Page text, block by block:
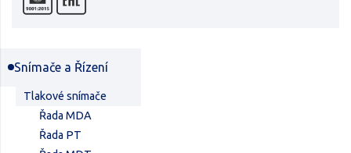
Snímače a Řízení
Tlakové snímače
Řada MDA
Řada PT